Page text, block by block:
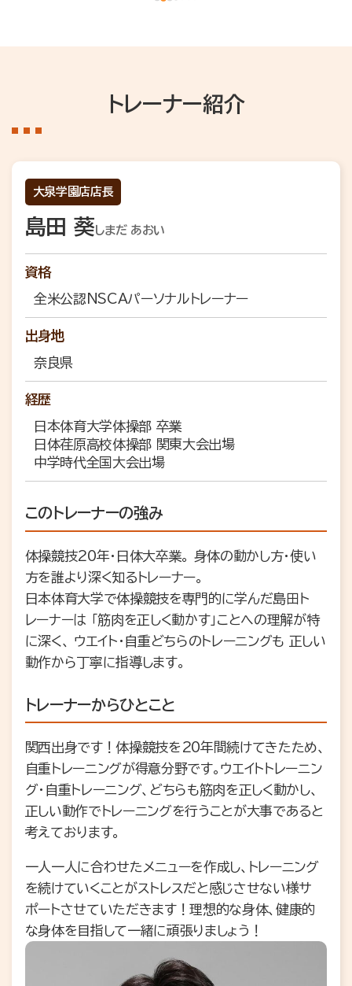
トレーナー紹介
大泉学園店店長
島田 葵 しまだ あおい
資格
全米公認NSCAパーソナルトレーナー
出身地
奈良県
経歴
日本体育大学体操部 卒業
日体荏原高校体操部 関東大会出場
中学時代全国大会出場
このトレーナーの強み
体操競技20年・日体大卒業。 身体の動かし方・使い
方を誰より深く知るトレーナー。
日本体育大学で体操競技を専門的に学んだ島田ト
レーナーは 「筋肉を正しく動かす」ことへの理解が特
に深く、 ウエイト・自重どちらのトレーニングも 正しい
動作から丁寧に指導します。
トレーナーからひとこと
関西出身です！体操競技を20年間続けてきたため、
自重トレーニングが得意分野です。ウエイトトレーニン
グ・自重トレーニング、どちらも筋肉を正しく動かし、
正しい動作でトレーニングを行うことが大事であると
考えております。
一人一人に合わせたメニューを作成し、トレーニング
を続けていくことがストレスだと感じさせない様サ
ポートさせていただきます！理想的な身体、健康的
な身体を目指して一緒に頑張りましょう！